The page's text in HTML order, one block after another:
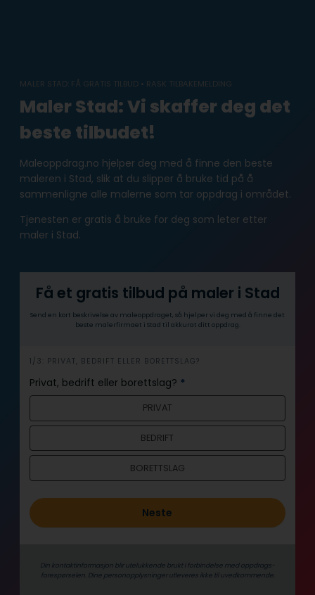
MALER STAD: FÅ GRATIS TILBUD • RASK TILBAKEMELDING
Maler Stad: Vi skaffer deg det
beste tilbudet!
Maleoppdrag.no hjelper deg med å finne den beste
maleren i Stad, slik at du slipper å bruke tid på å
sammenligne alle malerne som tar oppdrag i området.
Tjenesten er gratis å bruke for deg som leter etter
maler i Stad.
Få et gratis tilbud på maler i Stad
Send en kort beskrivelse av maleoppdraget, så hjelper vi deg med å finne det
beste malerfirmaet i Stad til akkurat ditt oppdrag.
h
e
r
1/3: PRIVAT, BEDRIFT ELLER BORETTSLAG?
Privat, bedrift eller borettslag? *
PRIVAT
BEDRIFT
BORETTSLAG
Neste
Din kontaktinformasjon blir utelukkende brukt i forbindelse med oppdrags­
forespørselen. Dine person­­opplysninger utleveres ikke til uvedkommende.